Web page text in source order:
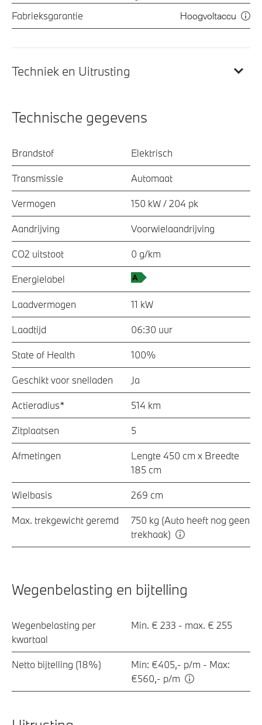
Fabrieksgarantie Hoogvoltaccu
Techniek en Uitrusting
Technische gegevens
Brandstof Elektrisch
Transmissie Automaat
Vermogen 150 kW / 204 pk
Aandrijving Voorwielaandrijving
CO2 uitstoot 0 g/km
Energielabel
Laadvermogen 11 kW
Laadtijd 06:30 uur
State of Health 100%
Geschikt voor snelladen Ja
Actieradius* 514 km
Zitplaatsen 5
Afmetingen
Lengte 450 cm x Breedte
185 cm
Wielbasis 269 cm
Max. trekgewicht geremd
750 kg (Auto heeft nog geen
trekhaak)
Wegenbelasting en bijtelling
Wegenbelasting per
kwartaal
Min. € 233 - max. € 255
Netto bijtelling (18%)
Min: €405,- p/m - Max:
€560,- p/m